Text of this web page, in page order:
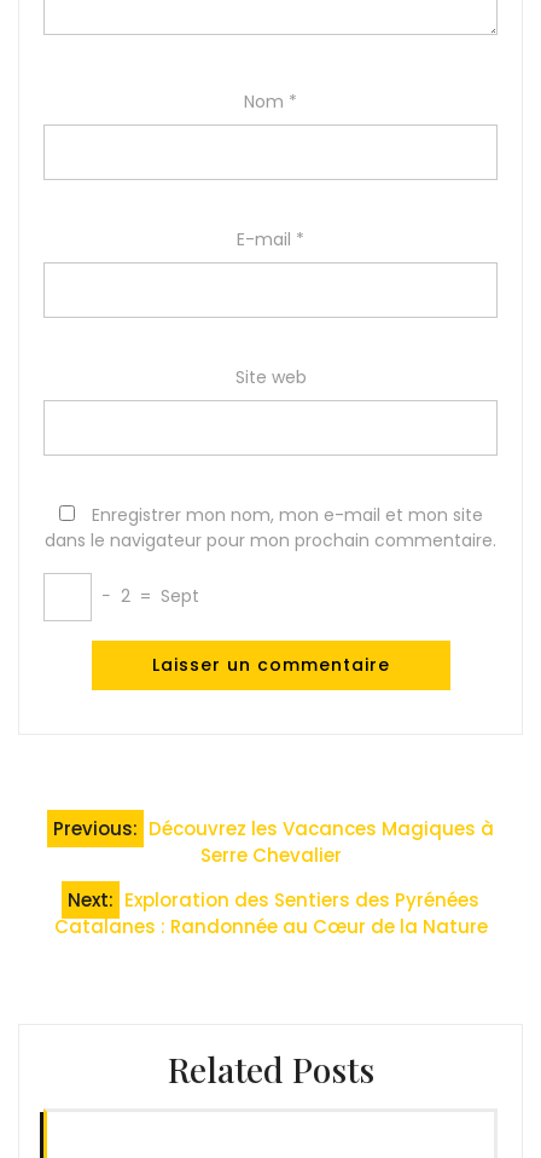
Nom *
E-mail *
Site web
Enregistrer mon nom, mon e-mail et mon site
dans le navigateur pour mon prochain commentaire.
− 2 = Sept
Navigation
de
l’article
Previous: Découvrez les Vacances Magiques à
Serre Chevalier
Next: Exploration des Sentiers des Pyrénées
Catalanes : Randonnée au Cœur de la Nature
Related Posts